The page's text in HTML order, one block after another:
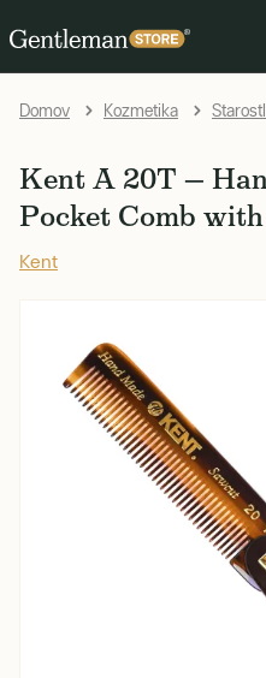
Domov Kozmetika
Kent A 20T —
Pocket Comb
Kent